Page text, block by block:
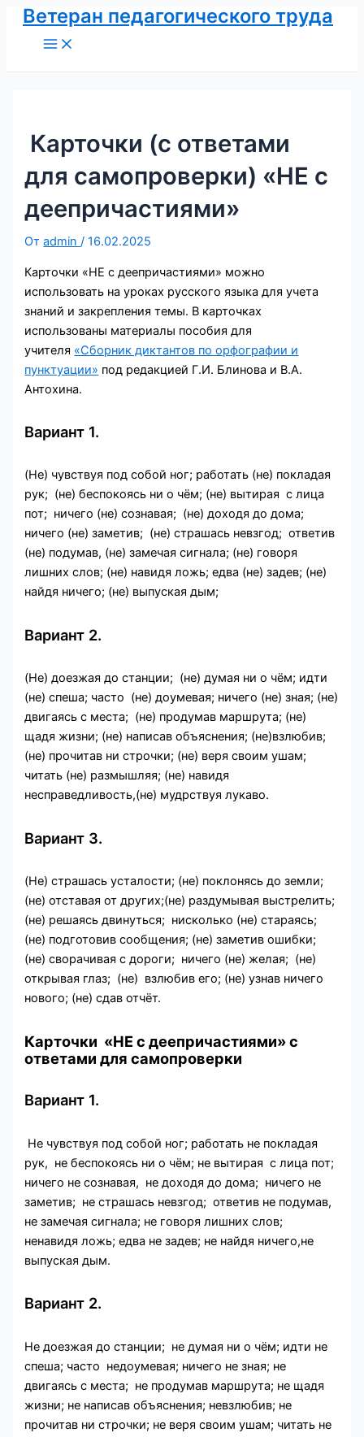
Перейти
Ветеран педагогического труда
Main
Menu
Карточки (с ответами
для самопроверки) «НЕ с
деепричастиями»
Отadmin/16.02.2025
Карточки «НЕ с деепричастиями» можно
использовать на уроках русского языка для учета
знаний и закрепления темы. В карточках
использованы материалы пособия для
учителя «Сборник диктантов по орфографии и
пунктуации» под редакцией Г.И. Блинова и В.А.
Антохина.
Вариант 1.
(Не) чувствуя под собой ног; работать (не) покладая
рук; (не) беспокоясь ни о чём; (не) вытирая с лица
пот; ничего (не) сознавая; (не) доходя до дома;
ничего (не) заметив; (не) страшась невзгод; ответив
(не) подумав, (не) замечая сигнала; (не) говоря
лишних слов; (не) навидя ложь; едва (не) задев; (не)
найдя ничего; (не) выпуская дым;
Вариант 2.
(Не) доезжая до станции; (не) думая ни о чём; идти
(не) спеша; часто (не) доумевая; ничего (не) зная; (не)
двигаясь с места; (не) продумав маршрута; (не)
щадя жизни; (не) написав объяснения; (не)взлюбив;
(не) прочитав ни строчки; (не) веря своим ушам;
читать (не) размышляя; (не) навидя
несправедливость,(не) мудрствуя лукаво.
Вариант 3.
(Не) страшась усталости; (не) поклонясь до земли;
(не) отставая от других;(не) раздумывая выстрелить;
(не) решаясь двинуться; нисколько (не) стараясь;
(не) подготовив сообщения; (не) заметив ошибки;
(не) сворачивая с дороги; ничего (не) желая; (не)
открывая глаз; (не) взлюбив его; (не) узнав ничего
нового; (не) сдав отчёт.
Карточки «НЕ с деепричастиями» с
ответами для самопроверки
Вариант 1.
Не чувствуя под собой ног; работать не покладая
рук, не беспокоясь ни о чём; не вытирая с лица пот;
ничего не сознавая, не доходя до дома; ничего не
заметив; не страшась невзгод; ответив не подумав,
не замечая сигнала; не говоря лишних слов;
ненавидя ложь; едва не задев; не найдя ничего,не
выпуская дым.
Вариант 2.
Не доезжая до станции; не думая ни о чём; идти не
спеша; часто недоумевая; ничего не зная; не
двигаясь с места; не продумав маршрута; не щадя
жизни; не написав объяснения; невзлюбив; не
прочитав ни строчки; не веря своим ушам; читать не